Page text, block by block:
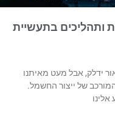
ותהליכים בתעשיית
ידלק, אבל מעט מאיתנו
של ייצור החשמל.